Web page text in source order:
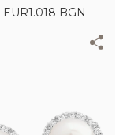
EUR1.018 BGN